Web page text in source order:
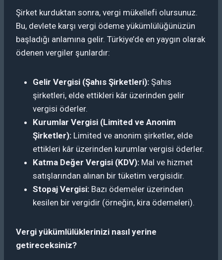
Şirket kurduktan sonra, vergi mükellefi olursunuz.
Bu, devlete karşı vergi ödeme yükümlülüğünüzün
başladığı anlamına gelir. Türkiye’de en yaygın olarak
ödenen vergiler şunlardır:
Gelir Vergisi (Şahıs Şirketleri): Şahıs
şirketleri, elde ettikleri kâr üzerinden gelir
vergisi öderler.
Kurumlar Vergisi (Limited ve Anonim
Şirketler): Limited ve anonim şirketler, elde
ettikleri kâr üzerinden kurumlar vergisi öderler.
Katma Değer Vergisi (KDV): Mal ve hizmet
satışlarından alınan bir tüketim vergisidir.
Stopaj Vergisi: Bazı ödemeler üzerinden
kesilen bir vergidir (örneğin, kira ödemeleri).
Vergi yükümlülüklerinizi nasıl yerine
getireceksiniz?